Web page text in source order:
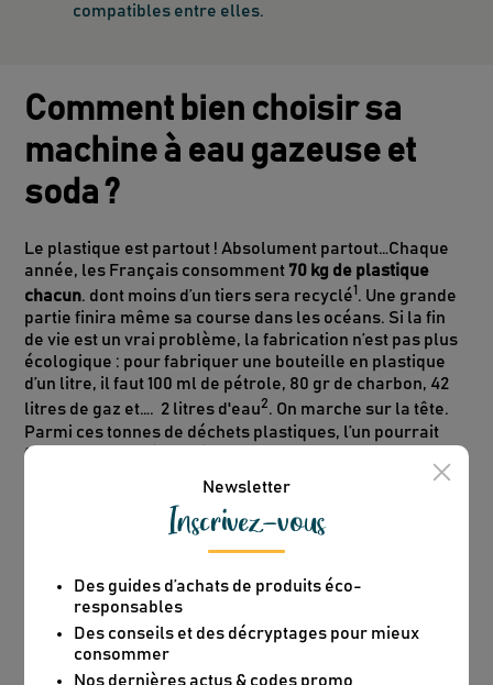
Newsletter
Inscrivez-vous
Des guides d’achats de produits éco-
responsables
Des conseils et des décryptages pour mieux
consommer
Nos dernières actus & codes promo
compatibles entre elles.
Comment bien choisir sa
machine à eau gazeuse et
soda ?
Le plastique est partout ! Absolument partout…Chaque
année, les Français consomment 70 kg de plastique
chacun. dont moins d’un tiers sera recyclé1 . Une grande
partie finira même sa course dans les océans. Si la fin
de vie est un vrai problème, la fabrication n’est pas plus
écologique : pour fabriquer une bouteille en plastique
d’un litre, il faut 100 ml de pétrole, 80 gr de charbon, 42
litres de gaz et…. 2 litres d'eau2. On marche sur la tête.
Parmi ces tonnes de déchets plastiques, l’un pourrait
facilement être éliminé de nos vies quotidiennes : les
bouteilles d’eau en plastique. Pourtant, les Français en
achètent encore 6 milliards par an.
on pourrait remplir 14 fois le Stade de France
gazéifier est-elle la bonne option ? Le Kaba décrypte.